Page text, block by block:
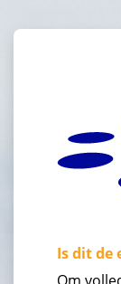
Is dit de